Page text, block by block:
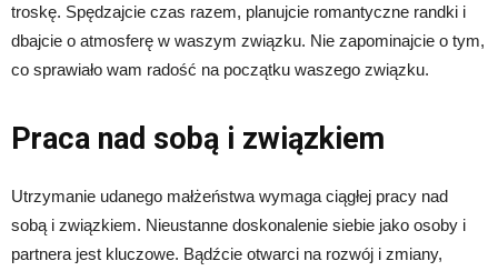
troskę. Spędzajcie czas razem, planujcie romantyczne randki i
dbajcie o atmosferę w waszym związku. Nie zapominajcie o tym,
co sprawiało wam radość na początku waszego związku.
Praca nad sobą i związkiem
Utrzymanie udanego małżeństwa wymaga ciągłej pracy nad
sobą i związkiem. Nieustanne doskonalenie siebie jako osoby i
partnera jest kluczowe. Bądźcie otwarci na rozwój i zmiany,